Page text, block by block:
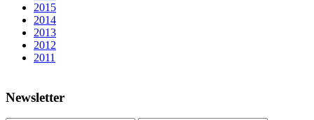
2015
2014
2013
2012
2011
Newsletter